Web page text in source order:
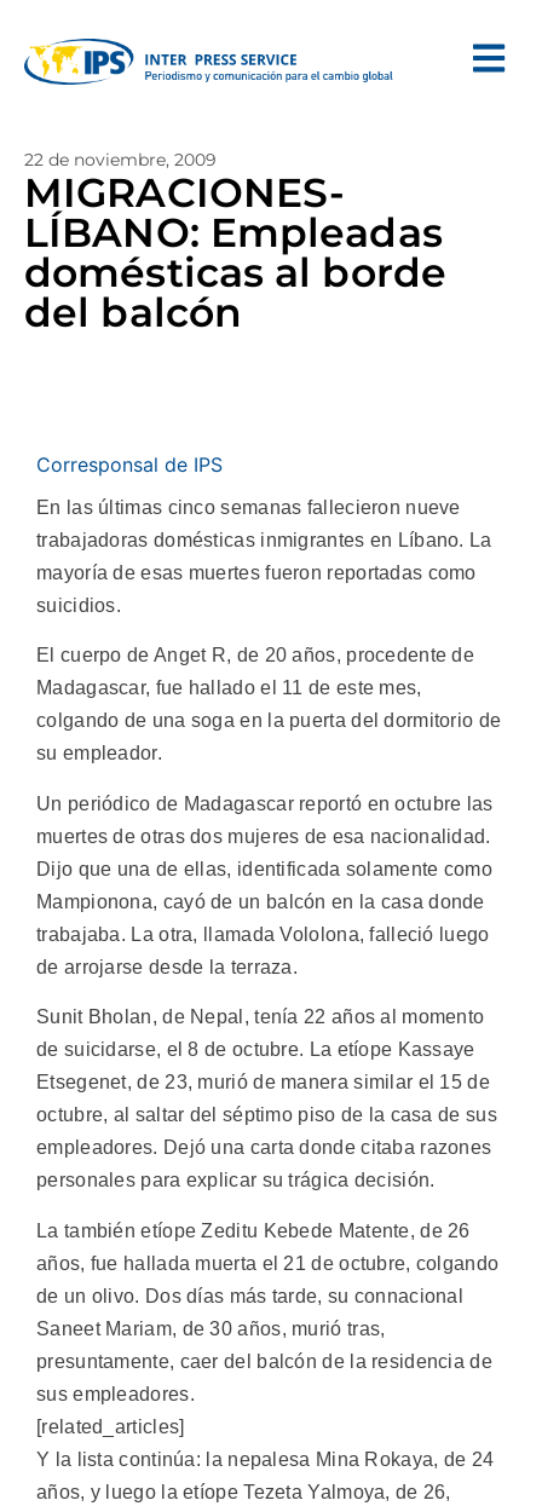
22 de noviembre, 2009
MIGRACIONES-
LÍBANO: Empleadas
domésticas al borde
del balcón
Corresponsal de IPS
En las últimas cinco semanas fallecieron nueve
trabajadoras domésticas inmigrantes en Líbano. La
mayoría de esas muertes fueron reportadas como
suicidios.
El cuerpo de Anget R, de 20 años, procedente de
Madagascar, fue hallado el 11 de este mes,
colgando de una soga en la puerta del dormitorio de
su empleador.
Un periódico de Madagascar reportó en octubre las
muertes de otras dos mujeres de esa nacionalidad.
Dijo que una de ellas, identificada solamente como
Mampionona, cayó de un balcón en la casa donde
trabajaba. La otra, llamada Vololona, falleció luego
de arrojarse desde la terraza.
Sunit Bholan, de Nepal, tenía 22 años al momento
de suicidarse, el 8 de octubre. La etíope Kassaye
Etsegenet, de 23, murió de manera similar el 15 de
octubre, al saltar del séptimo piso de la casa de sus
empleadores. Dejó una carta donde citaba razones
personales para explicar su trágica decisión.
La también etíope Zeditu Kebede Matente, de 26
años, fue hallada muerta el 21 de octubre, colgando
de un olivo. Dos días más tarde, su connacional
Saneet Mariam, de 30 años, murió tras,
presuntamente, caer del balcón de la residencia de
sus empleadores.
[related_articles]
Y la lista continúa: la nepalesa Mina Rokaya, de 24
años, y luego la etíope Tezeta Yalmoya, de 26,